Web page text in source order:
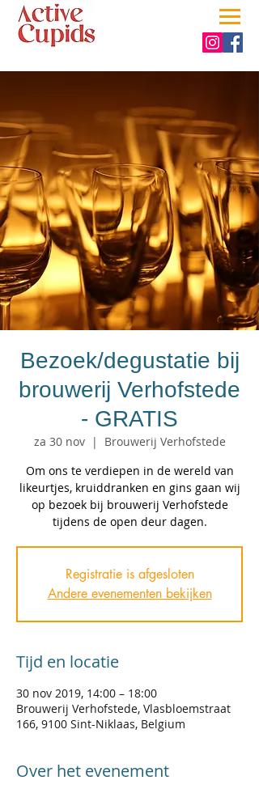
Bezoek/degustatie bij
brouwerij Verhofstede
- GRATIS
za 30 nov
  |
Brouwerij Verhofstede
Om ons te verdiepen in de wereld van
likeurtjes, kruiddranken en gins gaan wij
op bezoek bij brouwerij Verhofstede
tijdens de open deur dagen.
Registratie is afgesloten
Andere evenementen bekijken
Tijd en locatie
30 nov 2019, 14:00 – 18:00
Brouwerij Verhofstede, Vlasbloemstraat
166, 9100 Sint-Niklaas, Belgium
Over het evenement